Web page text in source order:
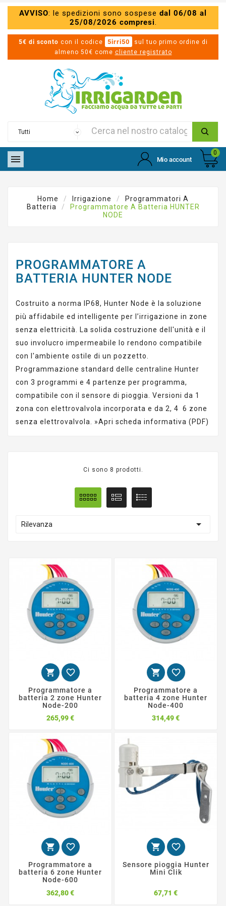
AVVISO: le spedizioni sono sospese dal 06/08 al
25/08/2026 compresi.
5€ di sconto con il codice 5irri50
sul tuo primo ordine di
almeno 50€ come cliente registrato
 Mio account
0
Home Irrigazione
Programmatori A
Batteria
Programmatore A Batteria HUNTER
NODE
PROGRAMMATORE A
BATTERIA HUNTER NODE
Costruito a norma IP68, Hunter Node è la soluzione
più affidabile ed intelligente per l’irrigazione in zone
senza elettricità. La solida costruzione dell'unità e il
suo involucro impermeabile lo rendono compatibile
con l'ambiente ostile di un pozzetto.
Programmazione standard delle centraline Hunter
con 3 programmi e 4 partenze per programma,
compatibile con il sensore di pioggia. Versioni da 1
zona con elettrovalvola incorporata e da 2, 4 6 zone
senza elettrovalvola. »Apri scheda informativa (PDF)
Ci sono 8 prodotti.
Rilevanza 
 
Programmatore a
batteria 2 zone Hunter
Node-200
265,99 €Prezzo
 
Programmatore a
batteria 4 zone Hunter
Node-400
314,49 €Prezzo
 
Programmatore a
batteria 6 zone Hunter
Node-600
362,80 €Prezzo
 
Sensore pioggia Hunter
Mini Clik
67,71 €Prezzo